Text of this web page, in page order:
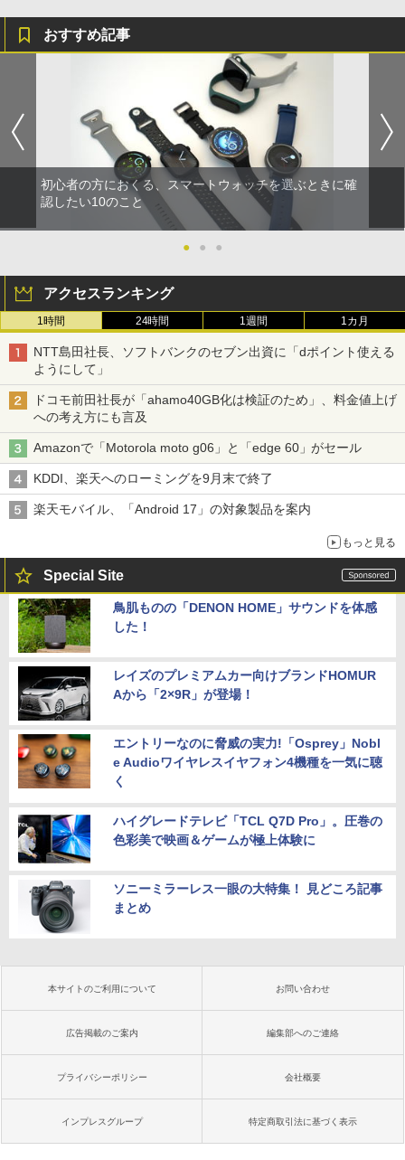
おすすめ記事
初心者の方におくる、スマートウォッチを選ぶときに確
認したい10のこと
● ● ●
アクセスランキング
1時間 24時間 1週間 1カ月
NTT島田社長、ソフトバンクのセブン出資に「dポイント使える
ようにして」
ドコモ前田社長が「ahamo40GB化は検証のため」、料金値上げ
への考え方にも言及
Amazonで「Motorola moto g06」と「edge 60」がセール
KDDI、楽天へのローミングを9月末で終了
楽天モバイル、「Android 17」の対象製品を案内
もっと見る
Special Site
鳥肌ものの「DENON HOME」サウンドを体感
した！
レイズのプレミアムカー向けブランドHOMUR
Aから「2×9R」が登場！
エントリーなのに脅威の実力!「Osprey」Nobl
e Audioワイヤレスイヤフォン4機種を一気に聴
く
ハイグレードテレビ「TCL Q7D Pro」。圧巻の
色彩美で映画＆ゲームが極上体験に
ソニーミラーレス一眼の大特集！ 見どころ記事
まとめ
本サイトのご利用について お問い合わせ
広告掲載のご案内 編集部へのご連絡
プライバシーポリシー 会社概要
インプレスグループ 特定商取引法に基づく表示